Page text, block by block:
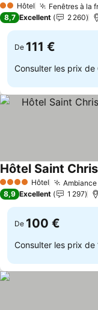
2 Étoiles
Hôtel Fenêtres à la
8,7 Excellent 2 260
De 111 €
Consulter les prix de
4 Étoiles Hôtel
8,9 Excellent 1 297
De 100 €
Consulter les prix de